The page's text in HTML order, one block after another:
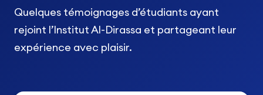
Quelques témoignages d’étudiants ayant
rejoint l’Institut Al-Dirassa et partageant leur
expérience avec plaisir.